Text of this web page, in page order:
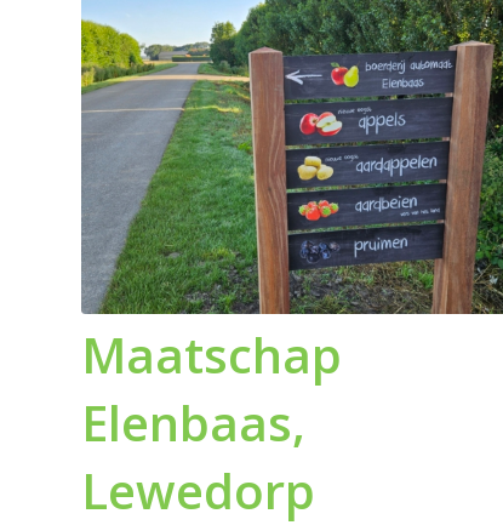
Maatschap
Elenbaas,
Lewedorp